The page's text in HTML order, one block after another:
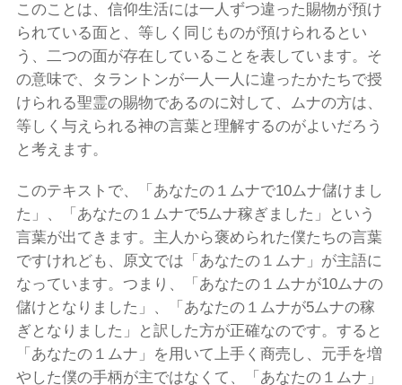
このことは、信仰生活には一人ずつ違った賜物が預け
られている面と、等しく同じものが預けられるとい
う、二つの面が存在していることを表しています。そ
の意味で、タラントンが一人一人に違ったかたちで授
けられる聖霊の賜物であるのに対して、ムナの方は、
等しく与えられる神の言葉と理解するのがよいだろう
と考えます。
このテキストで、「あなたの１ムナで10ムナ儲けまし
た」、「あなたの１ムナで5ムナ稼ぎました」という
言葉が出てきます。主人から褒められた僕たちの言葉
ですけれども、原文では「あなたの１ムナ」が主語に
なっています。つまり、「あなたの１ムナが10ムナの
儲けとなりました」、「あなたの１ムナが5ムナの稼
ぎとなりました」と訳した方が正確なのです。すると
「あなたの１ムナ」を用いて上手く商売し、元手を増
やした僕の手柄が主ではなくて、「あなたの１ムナ」